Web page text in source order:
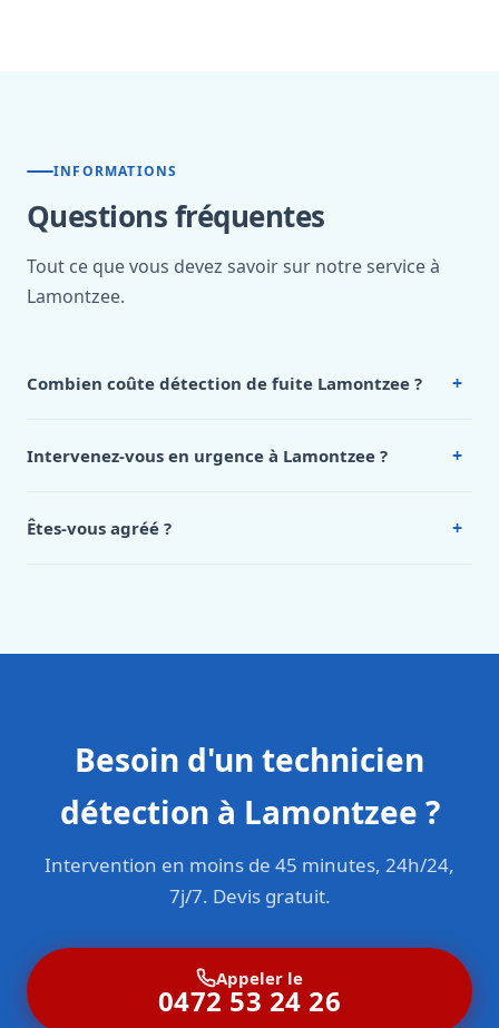
INFORMATIONS
Questions fréquentes
Tout ce que vous devez savoir sur notre service à
Lamontzee.
Combien coûte détection de fuite Lamontzee ? +
Lamontzee, appelez le 0472 53 24 26.
Intervenez-vous en urgence à Lamontzee ? +
Êtes-vous agréé ? +
Besoin d'un technicien
détection à Lamontzee ?
Intervention en moins de 45 minutes, 24h/24,
7j/7. Devis gratuit.
Appeler le
0472 53 24 26